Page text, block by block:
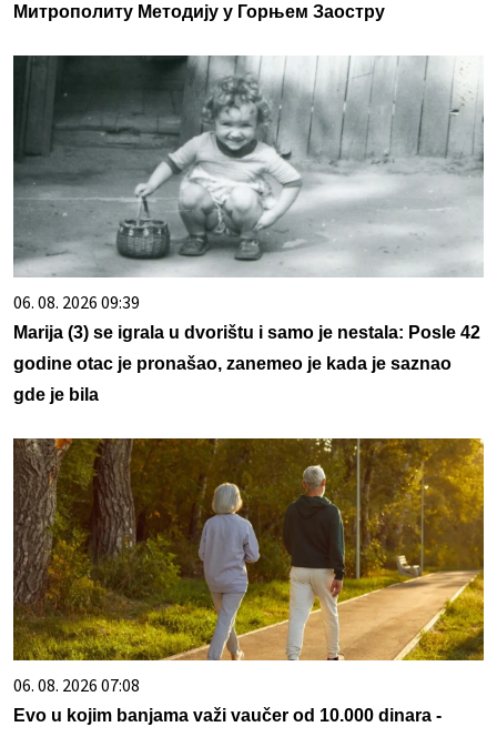
Митрополиту Методију у Горњем Заостру
06. 08. 2026 09:39
Marija (3) se igrala u dvorištu i samo je nestala: Posle 42
godine otac je pronašao, zanemeo je kada je saznao
gde je bila
06. 08. 2026 07:08
Evo u kojim banjama važi vaučer od 10.000 dinara -